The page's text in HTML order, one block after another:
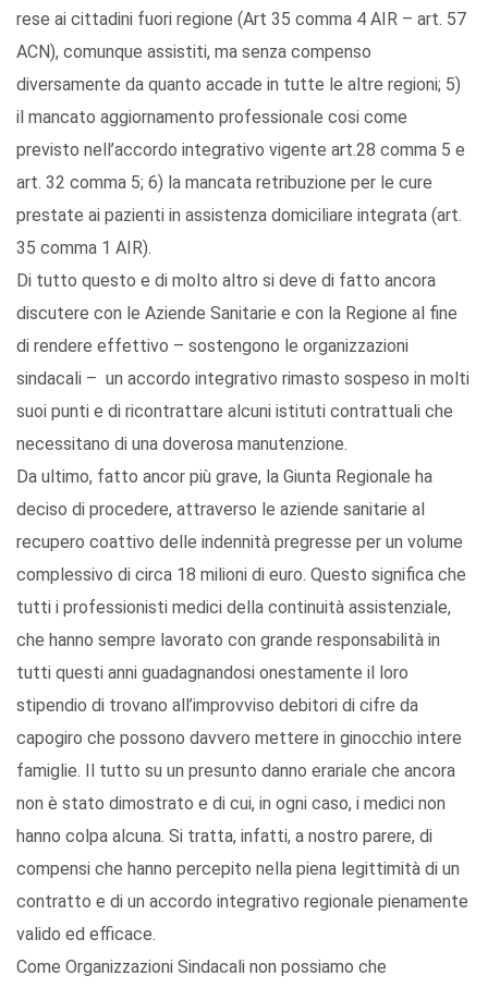
rese ai cittadini fuori regione (Art 35 comma 4 AIR – art. 57
ACN), comunque assistiti, ma senza compenso
diversamente da quanto accade in tutte le altre regioni; 5)
il mancato aggiornamento professionale cosi come
previsto nell’accordo integrativo vigente art.28 comma 5 e
art. 32 comma 5; 6) la mancata retribuzione per le cure
prestate ai pazienti in assistenza domiciliare integrata (art.
35 comma 1 AIR).
Di tutto questo e di molto altro si deve di fatto ancora
discutere con le Aziende Sanitarie e con la Regione al fine
di rendere effettivo – sostengono le organizzazioni
sindacali – un accordo integrativo rimasto sospeso in molti
suoi punti e di ricontrattare alcuni istituti contrattuali che
necessitano di una doverosa manutenzione.
Da ultimo, fatto ancor più grave, la Giunta Regionale ha
deciso di procedere, attraverso le aziende sanitarie al
recupero coattivo delle indennità pregresse per un volume
complessivo di circa 18 milioni di euro. Questo significa che
tutti i professionisti medici della continuità assistenziale,
che hanno sempre lavorato con grande responsabilità in
tutti questi anni guadagnandosi onestamente il loro
stipendio di trovano all’improvviso debitori di cifre da
capogiro che possono davvero mettere in ginocchio intere
famiglie. Il tutto su un presunto danno erariale che ancora
non è stato dimostrato e di cui, in ogni caso, i medici non
hanno colpa alcuna. Si tratta, infatti, a nostro parere, di
compensi che hanno percepito nella piena legittimità di un
contratto e di un accordo integrativo regionale pienamente
valido ed efficace.
Come Organizzazioni Sindacali non possiamo che